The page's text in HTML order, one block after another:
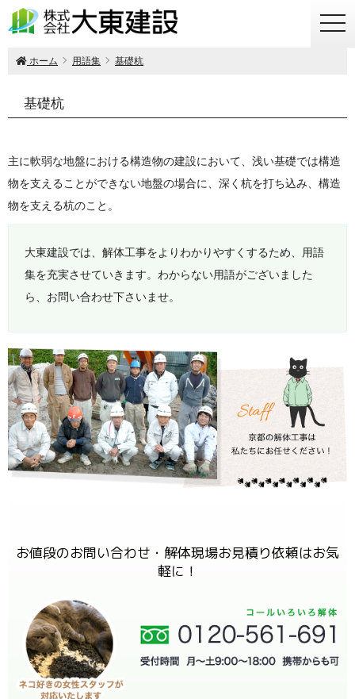
ホーム 用語集 基礎杭
基礎杭
主に軟弱な地盤における構造物の建設において、浅い基礎では構造
物を支えることができない地盤の場合に、深く杭を打ち込み、構造
物を支える杭のこと。
大東建設では、解体工事をよりわかりやすくするため、用語
集を充実させていきます。わからない用語がございました
ら、お問い合わせ下さいませ。
お値段のお問い合わせ・解体現場お見積り依頼はお気
軽に！